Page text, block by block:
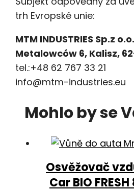
trh Evropské unie:
MTM INDUSTRIES Sp.z
Metalowców 6, Kalisz,
tel.:+48 62 767 33 21
info@mtm-industries.eu
Mohlo by se
Osvěžovač
Car BIO